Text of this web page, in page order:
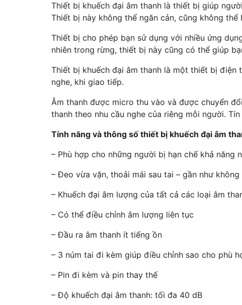
Thiết bị khuếch đại âm thanh là thiết bị giúp
Thiết bị này không thể ngăn cản, cũng không
Thiết bị cho phép bạn sử dụng với nhiều ứng
nhiên trong rừng, thiết bị này cũng có thể giúp
Thiết bị khuếch đại âm thanh là một thiết bị điện
nghe, khi giao tiếp.
Âm thanh được micro thu vào và được chuyển
thanh theo nhu cầu nghe của riêng mỗi người.
Tính năng và thông số thiết bị khuếch đại âm
– Phù hợp cho những người bị hạn chế khả năng
– Đeo vừa vặn, thoải mái sau tai – gần như không
– Khuếch đại âm lượng của tất cả các loại âm
– Có thể điều chỉnh âm lượng liên tục
– Đầu ra âm thanh ít tiếng ồn
– 3 núm tai đi kèm giúp điều chỉnh sao cho phù
– Pin đi kèm và pin thay thế
– Độ khuếch đại âm thanh: tối đa 40 dB